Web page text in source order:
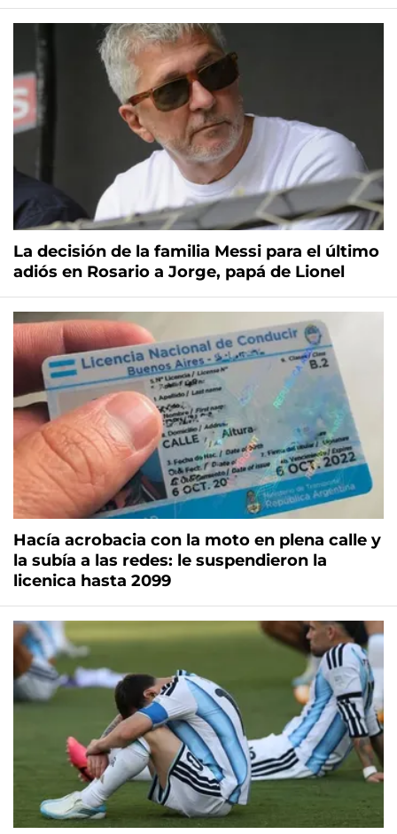
La decisión de la familia Messi para el último
adiós en Rosario a Jorge, papá de Lionel
Hacía acrobacia con la moto en plena calle y
la subía a las redes: le suspendieron la
licenica hasta 2099